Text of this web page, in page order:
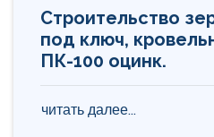
Строительство
под ключ,
ПК-100 оцинк.
читать далее...